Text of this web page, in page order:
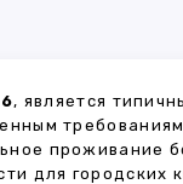
, является
проживание
для городских